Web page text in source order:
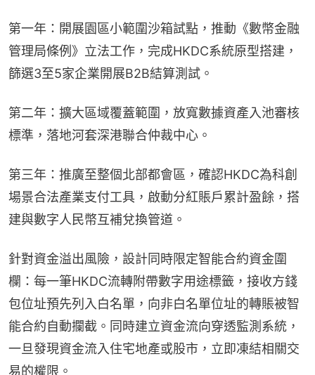
第一年：開展園區小範圍沙箱試點，推動《數幣金融
管理局條例》立法工作，完成HKDC系統原型搭建，
篩選3至5家企業開展B2B結算測試。
第二年：擴大區域覆蓋範圍，放寬數據資產入池審核
標準，落地河套深港聯合仲裁中心。
第三年：推廣至整個北部都會區，確認HKDC為科創
場景合法產業支付工具，啟動分紅賬戶累計盈餘，搭
建與數字人民幣互補兌換管道。
針對資金溢出風險，設計同時限定智能合約資金圍
欄：每一筆HKDC流轉附帶數字用途標籤，接收方錢
包位址預先列入白名單，向非白名單位址的轉賬被智
能合約自動攔截。同時建立資金流向穿透監測系統，
一旦發現資金流入住宅地產或股市，立即凍結相關交
易的權限。